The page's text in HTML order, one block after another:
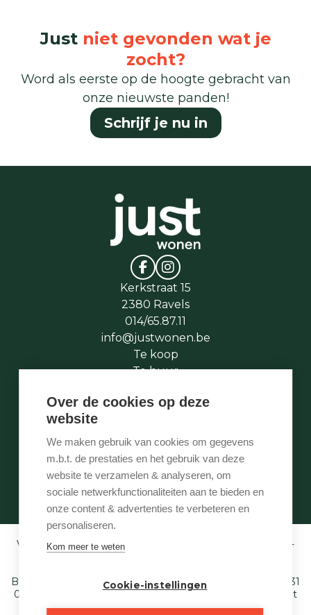
Just niet gevonden wat je
zocht?
Word als eerste op de hoogte gebracht van
onze nieuwste panden!
Schrijf je nu in
Kerkstraat 15
2380 Ravels
014/65.87.11
info@justwonen.be
Te koop
Te huur
Stukje geschiedenis
Onze services
Contact
Te vroeg
Eigenaarslogin
Vastgoedmakelaar-bemiddelaar BIV België BIV 507.005 -
Belgium (polisnr. 730.390.160) - Derdenrekening: BE97 1431
0000 1849. Toezichthoudende autoriteit: Beroepsinstituut
van Vastgoedmakelaars,
Over de cookies op deze
website
We maken gebruik van cookies om gegevens
m.b.t. de prestaties en het gebruik van deze
website te verzamelen & analyseren, om
sociale netwerkfunctionaliteiten aan te bieden en
onze content & advertenties te verbeteren en
personaliseren.
Kom meer te weten
Cookie-instellingen